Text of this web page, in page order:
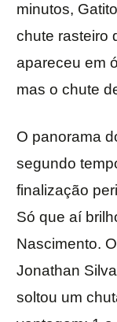
minutos,
chute rasteiro
apareceu em
mas o chute
O panorama
segundo
finalização
Só que aí
Nascimento.
Jonathan
soltou um